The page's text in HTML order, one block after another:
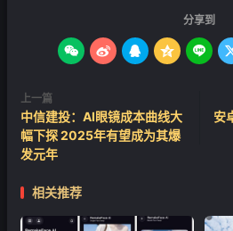
分享到
    
上一篇
中信建投：AI眼镜成本曲线大
幅下探 2025年有望成为其爆
发元年
安
相关推荐